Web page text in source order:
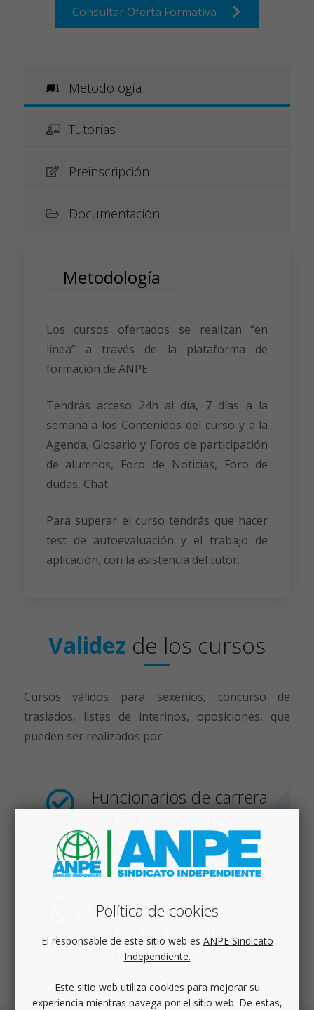
Consultar Oferta Formativa
Metodología
Tutorías
Preinscripción
Documentación
Metodología
Los cursos ofertados se realizan “en
línea” a través de la plataforma de
formación de ANPE.
Tendrás acceso 24h al día, 7 días a la
semana a los Contenidos del curso y a la
Agenda, Glosario y Foros de participación
de alumnos, Foro de Noticias, Foro de
dudas, Chat.
Para superar el curso tendrás que hacer
test de autoevaluación y el trabajo de
aplicación, con la asistencia del tutor.
Validez de los cursos
Cursos válidos para sexenios, concurso de
traslados, listas de interinos, oposiciones, que
pueden ser realizados por:
Funcionarios de carrera
Asturias
Funcionarios interinos
Asturias
Política de cookies
El responsable de este sitio web es ANPE Sindicato
Independiente.
Este sitio web utiliza cookies para mejorar su
experiencia mientras navega por el sitio web. De estas,